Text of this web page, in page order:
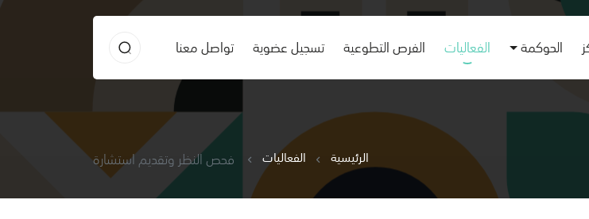
الحوكمة الفعاليات الفرص التطوعية تسجيل عضوية تواصل معنا
الرئيسية الفعاليات فحص النظر وتقديم استشارة